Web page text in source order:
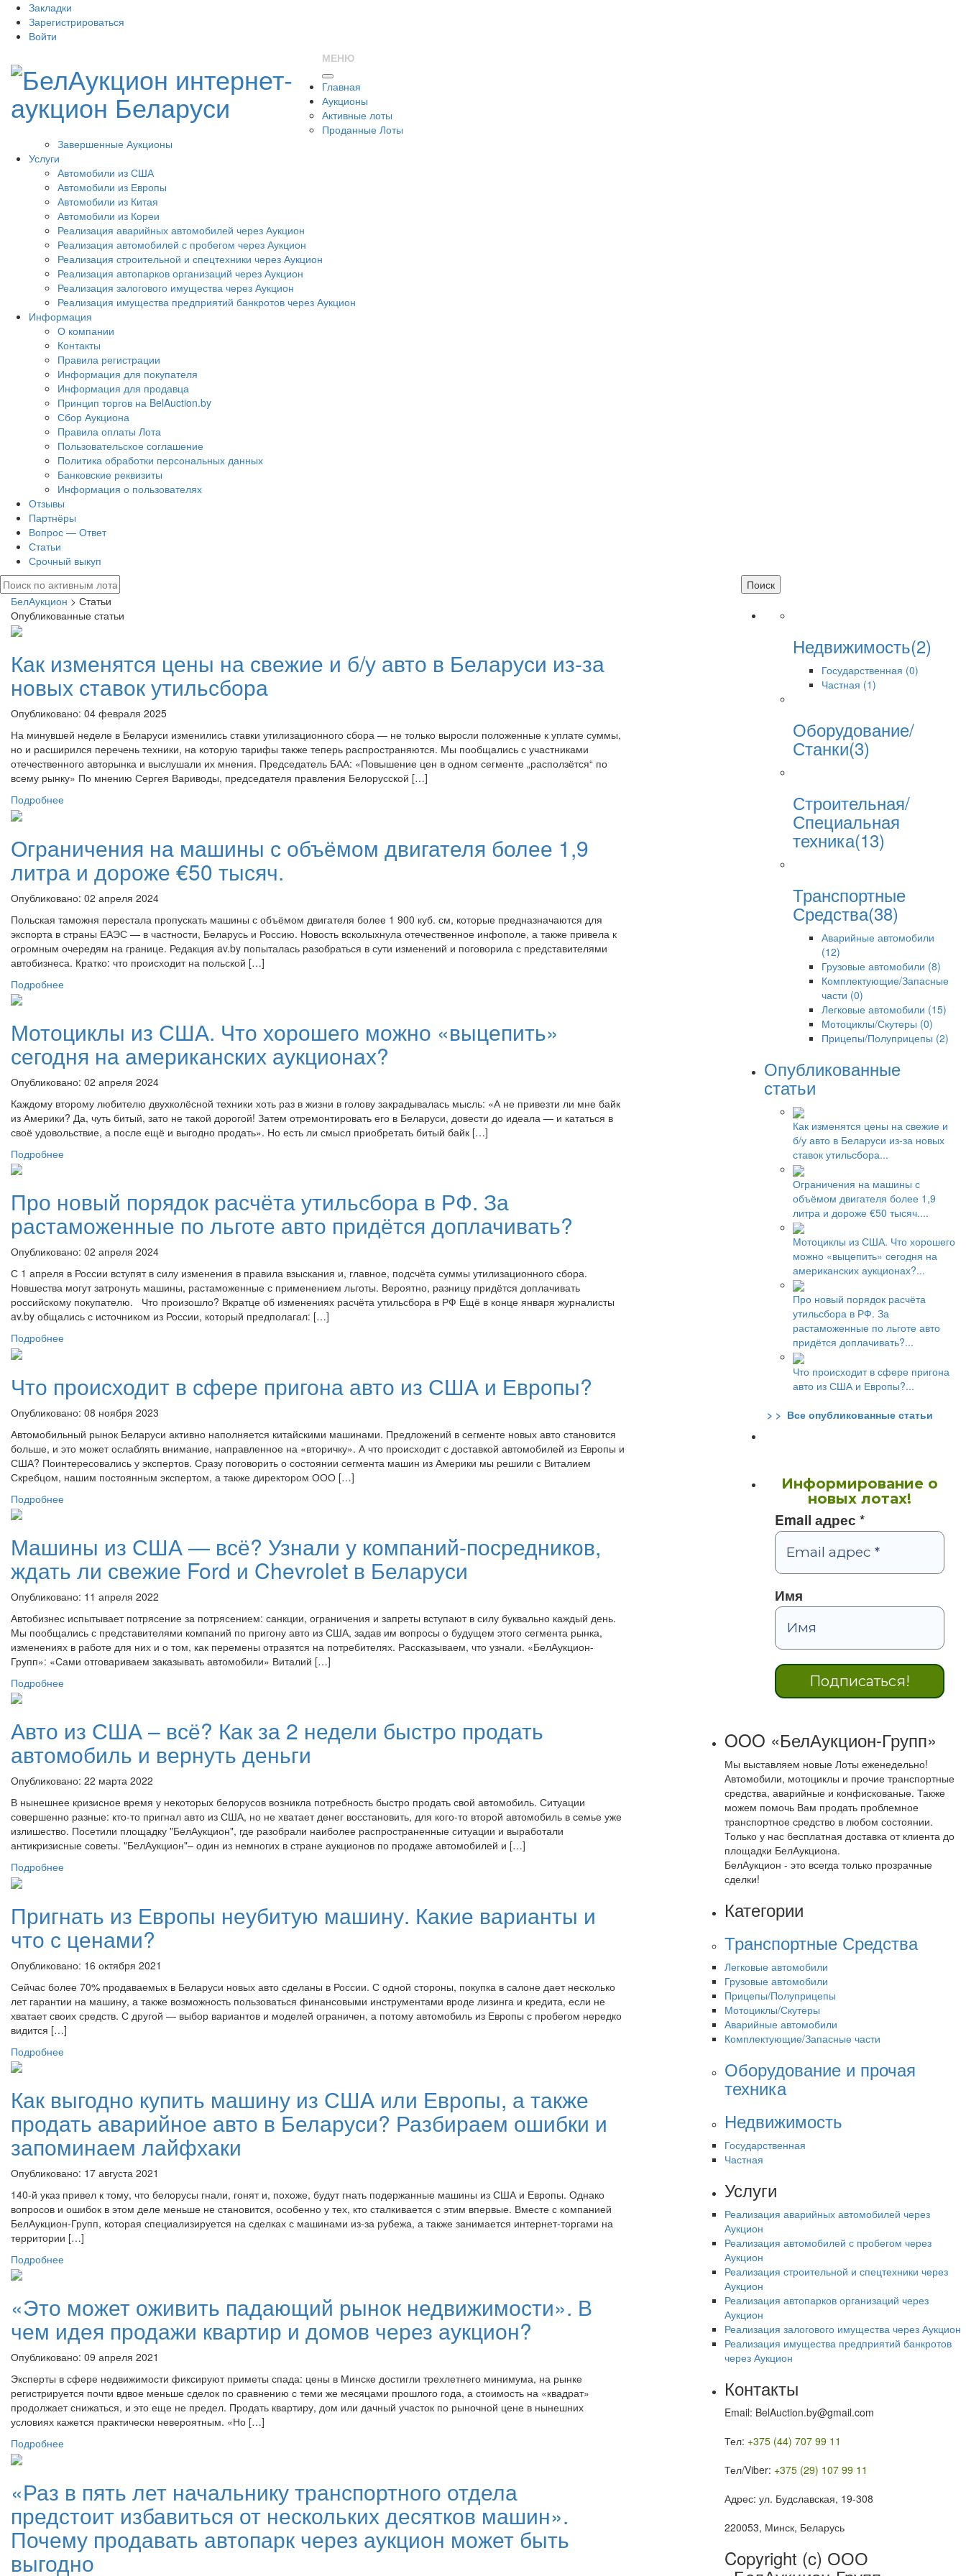
Закладки
Зарегистрироваться
Войти
МЕНЮ
Главная
Аукционы
Активные лоты
Проданные Лоты
Завершенные Аукционы
Услуги
Автомобили из США
Автомобили из Европы
Автомобили из Китая
Автомобили из Кореи
Реализация аварийных автомобилей через Аукцион
Реализация автомобилей с пробегом через Аукцион
Реализация строительной и спецтехники через Аукцион
Реализация автопарков организаций через Аукцион
Реализация залогового имущества через Аукцион
Реализация имущества предприятий банкротов через Аукцион
Информация
О компании
Контакты
Правила регистрации
Информация для покупателя
Информация для продавца
Принцип торгов на BelAuction.by
Сбор Аукциона
Правила оплаты Лота
Пользовательское соглашение
Политика обработки персональных данных
Банковские реквизиты
Информация о пользователях
Отзывы
Партнёры
Вопрос — Ответ
Статьи
Срочный выкуп
БелАукцион > Статьи
Опубликованные статьи
Как изменятся цены на свежие и б/у авто в Беларуси из-за
новых ставок утильсбора
Опубликовано: 04 февраля 2025
На минувшей неделе в Беларуси изменились ставки утилизационного сбора — не только выросли положенные к уплате суммы,
но и расширился перечень техники, на которую тарифы также теперь распространяются. Мы пообщались с участниками
отечественного авторынка и выслушали их мнения. Председатель БАА: «Повышение цен в одном сегменте „расползётся“ по
всему рынку» По мнению Сергея Вариводы, председателя правления Белорусской […]
Подробнее
Ограничения на машины с объёмом двигателя более 1,9
литра и дороже €50 тысяч.
Опубликовано: 02 апреля 2024
Польская таможня перестала пропускать машины с объёмом двигателя более 1 900 куб. см, которые предназначаются для
экспорта в страны ЕАЭС — в частности, Беларусь и Россию. Новость всколыхнула отечественное инфополе, а также привела к
огромным очередям на границе. Редакция av.by попыталась разобраться в сути изменений и поговорила с представителями
автобизнеса. Кратко: что происходит на польской […]
Подробнее
Мотоциклы из США. Что хорошего можно «выцепить»
сегодня на американских аукционах?
Опубликовано: 02 апреля 2024
Каждому второму любителю двухколёсной техники хоть раз в жизни в голову закрадывалась мысль: «А не привезти ли мне байк
из Америки? Да, чуть битый, зато не такой дорогой! Затем отремонтировать его в Беларуси, довести до идеала — и кататься в
своё удовольствие, а после ещё и выгодно продать». Но есть ли смысл приобретать битый байк […]
Подробнее
Про новый порядок расчёта утильсбора в РФ. За
растаможенные по льготе авто придётся доплачивать?
Опубликовано: 02 апреля 2024
С 1 апреля в России вступят в силу изменения в правила взыскания и, главное, подсчёта суммы утилизационного сбора.
Новшества могут затронуть машины, растаможенные с применением льготы. Вероятно, разницу придётся доплачивать
российскому покупателю. Что произошло? Вкратце об изменениях расчёта утильсбора в РФ Ещё в конце января журналисты
av.by общались с источником из России, который предполагал: […]
Подробнее
Что происходит в сфере пригона авто из США и Европы?
Опубликовано: 08 ноября 2023
Автомобильный рынок Беларуси активно наполняется китайскими машинами. Предложений в сегменте новых авто становится
больше, и это может ослаблять внимание, направленное на «вторичку». А что происходит с доставкой автомобилей из Европы и
США? Поинтересовались у экспертов. Сразу поговорить о состоянии сегмента машин из Америки мы решили с Виталием
Скребцом, нашим постоянным экспертом, а также директором ООО […]
Подробнее
Машины из США — всё? Узнали у компаний-посредников,
ждать ли свежие Ford и Chevrolet в Беларуси
Опубликовано: 11 апреля 2022
Автобизнес испытывает потрясение за потрясением: санкции, ограничения и запреты вступают в силу буквально каждый день.
Мы пообщались с представителями компаний по пригону авто из США, задав им вопросы о будущем этого сегмента рынка,
изменениях в работе для них и о том, как перемены отразятся на потребителях. Рассказываем, что узнали. «БелАукцион-
Групп»: «Сами отговариваем заказывать автомобили» Виталий […]
Подробнее
Авто из США – всё? Как за 2 недели быстро продать
автомобиль и вернуть деньги
Опубликовано: 22 марта 2022
В нынешнее кризисное время у некоторых белорусов возникла потребность быстро продать свой автомобиль. Ситуации
совершенно разные: кто-то пригнал авто из США, но не хватает денег восстановить, для кого-то второй автомобиль в семье уже
излишество. Посетили площадку "БелАукцион", где разобрали наиболее распространенные ситуации и выработали
антикризисные советы. "БелАукцион"– один из немногих в стране аукционов по продаже автомобилей и […]
Подробнее
Пригнать из Европы неубитую машину. Какие варианты и
что с ценами?
Опубликовано: 16 октября 2021
Сейчас более 70% продаваемых в Беларуси новых авто сделаны в России. С одной стороны, покупка в салоне дает несколько
лет гарантии на машину, а также возможность пользоваться финансовыми инструментами вроде лизинга и кредита, если не
хватает своих средств. С другой — выбор вариантов и моделей ограничен, а потому автомобиль из Европы с пробегом нередко
видится […]
Подробнее
Как выгодно купить машину из США или Европы, а также
продать аварийное авто в Беларуси? Разбираем ошибки и
запоминаем лайфхаки
Опубликовано: 17 августа 2021
140-й указ привел к тому, что белорусы гнали, гонят и, похоже, будут гнать подержанные машины из США и Европы. Однако
вопросов и ошибок в этом деле меньше не становится, особенно у тех, кто сталкивается с этим впервые. Вместе с компанией
БелАукцион-Групп, которая специализируется на сделках с машинами из-за рубежа, а также занимается интернет-торгами на
территории […]
Подробнее
«Это может оживить падающий рынок недвижимости». В
чем идея продажи квартир и домов через аукцион?
Опубликовано: 09 апреля 2021
Эксперты в сфере недвижимости фиксируют приметы спада: цены в Минске достигли трехлетнего минимума, на рынке
регистрируется почти вдвое меньше сделок по сравнению с теми же месяцами прошлого года, а стоимость на «квадрат»
продолжает снижаться, и это еще не предел. Продать квартиру, дом или дачный участок по рыночной цене в нынешних
условиях кажется практически невероятным. «Но […]
Подробнее
«Раз в пять лет начальнику транспортного отдела
предстоит избавиться от нескольких десятков машин».
Почему продавать автопарк через аукцион может быть
выгодно
Недвижимость(2)
Государственная (0)
Частная (1)
Оборудование/
Станки(3)
Строительная/
Специальная
техника(13)
Транспортные
Средства(38)
Аварийные автомобили
(12)
Грузовые автомобили (8)
Комплектующие/Запасные
части (0)
Легковые автомобили (15)
Мотоциклы/Скутеры (0)
Прицепы/Полуприцепы (2)
Опубликованные
статьи
Как изменятся цены на свежие и
б/у авто в Беларуси из-за новых
ставок утильсбора...
Ограничения на машины с
объёмом двигателя более 1,9
литра и дороже €50 тысяч....
Мотоциклы из США. Что хорошего
можно «выцепить» сегодня на
американских аукционах?...
Про новый порядок расчёта
утильсбора в РФ. За
растаможенные по льготе авто
придётся доплачивать?...
Что происходит в сфере пригона
авто из США и Европы?...
> > Все опубликованные статьи
Информирование о
новых лотах!
Email адрес *
Имя
OOO «БелАукцион-Групп»
Мы выставляем новые Лоты еженедельно!
Автомобили, мотоциклы и прочие транспортные
средства, аварийные и конфискованые. Также
можем помочь Вам продать проблемное
транспортное средство в любом состоянии.
Только у нас бесплатная доставка от клиента до
площадки БелАукциона.
БелАукцион - это всегда только прозрачные
сделки!
Категории
Транспортные Средства
Легковые автомобили
Грузовые автомобили
Прицепы/Полуприцепы
Мотоциклы/Скутеры
Аварийные автомобили
Комплектующие/Запасные части
Оборудование и прочая
техника
Недвижимость
Государственная
Частная
Услуги
Реализация аварийных автомобилей через
Аукцион
Реализация автомобилей с пробегом через
Аукцион
Реализация строительной и спецтехники через
Аукцион
Реализация автопарков организаций через
Аукцион
Реализация залогового имущества через Аукцион
Реализация имущества предприятий банкротов
через Аукцион
Контакты
Email: BelAuction.by@gmail.com
Тел: +375 (44) 707 99 11
Тел/Viber: +375 (29) 107 99 11
Адрес: ул. Будславская, 19-308
220053, Минск, Беларусь
Copyright (c) ООО